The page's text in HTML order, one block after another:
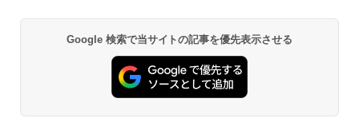
Google 検索で当サイトの記事を優先表示させる